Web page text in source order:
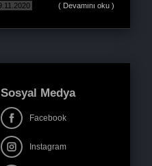
27.08.2018
Sosyal Medya
Facebook
Instagram